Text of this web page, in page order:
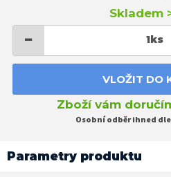
Skladem
− 1ks
VLOŽIT DO
Zboží vám
Osobní odběr ihned
Parametry produktu